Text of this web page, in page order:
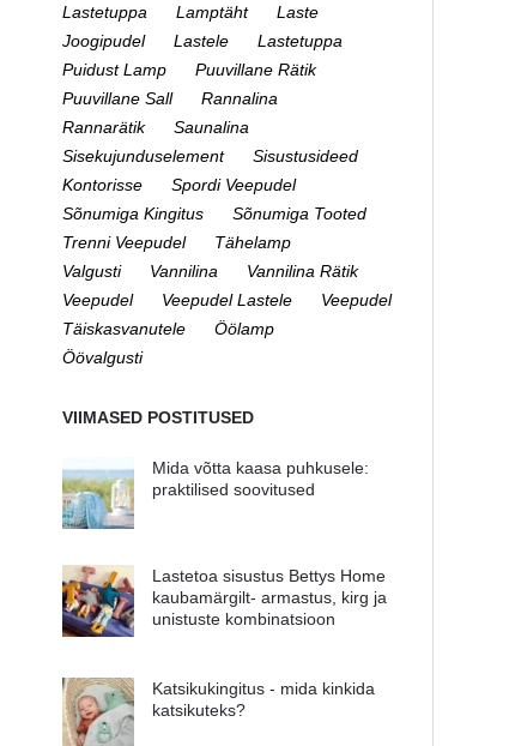
Lastetuppa
Lamptäht
Laste
Joogipudel
Lastele
Lastetuppa
Puidust Lamp
Puuvillane Rätik
Puuvillane Sall
Rannalina
Rannarätik
Saunalina
Sisekujunduselement
Sisustusideed
Kontorisse
Spordi Veepudel
Sõnumiga Kingitus
Sõnumiga Tooted
Trenni Veepudel
Tähelamp
Valgusti
Vannilina
Vannilina Rätik
Veepudel
Veepudel Lastele
Veepudel
Täiskasvanutele
Öölamp
Öövalgusti
VIIMASED POSTITUSED
Mida võtta kaasa puhkusele:
praktilised soovitused
Lastetoa sisustus Bettys Home
kaubamärgilt- armastus, kirg ja
unistuste kombinatsioon
Katsikukingitus - mida kinkida
katsikuteks?